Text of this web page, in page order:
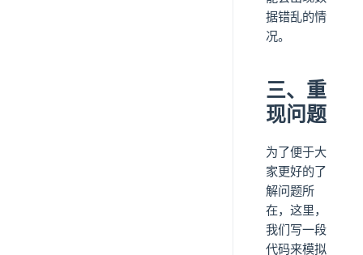
据错乱的情
况。
三、重
现问题
为了便于大
家更好的了
解问题所
在，这里，
我们写一段
代码来模拟